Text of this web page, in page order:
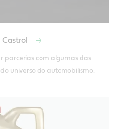
Castrol
parcerias com algumas das
universo do automobilismo.